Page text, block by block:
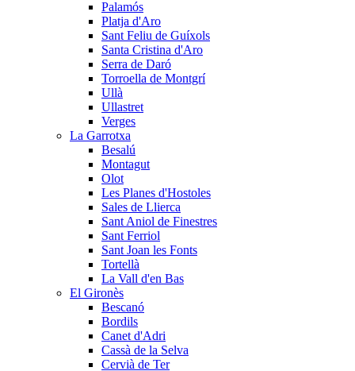
Palamós
Platja d'Aro
Sant Feliu de Guíxols
Santa Cristina d'Aro
Serra de Daró
Torroella de Montgrí
Ullà
Ullastret
Verges
La Garrotxa
Besalú
Montagut
Olot
Les Planes d'Hostoles
Sales de Llierca
Sant Aniol de Finestres
Sant Ferriol
Sant Joan les Fonts
Tortellà
La Vall d'en Bas
El Gironès
Bescanó
Bordils
Canet d'Adri
Cassà de la Selva
Cervià de Ter